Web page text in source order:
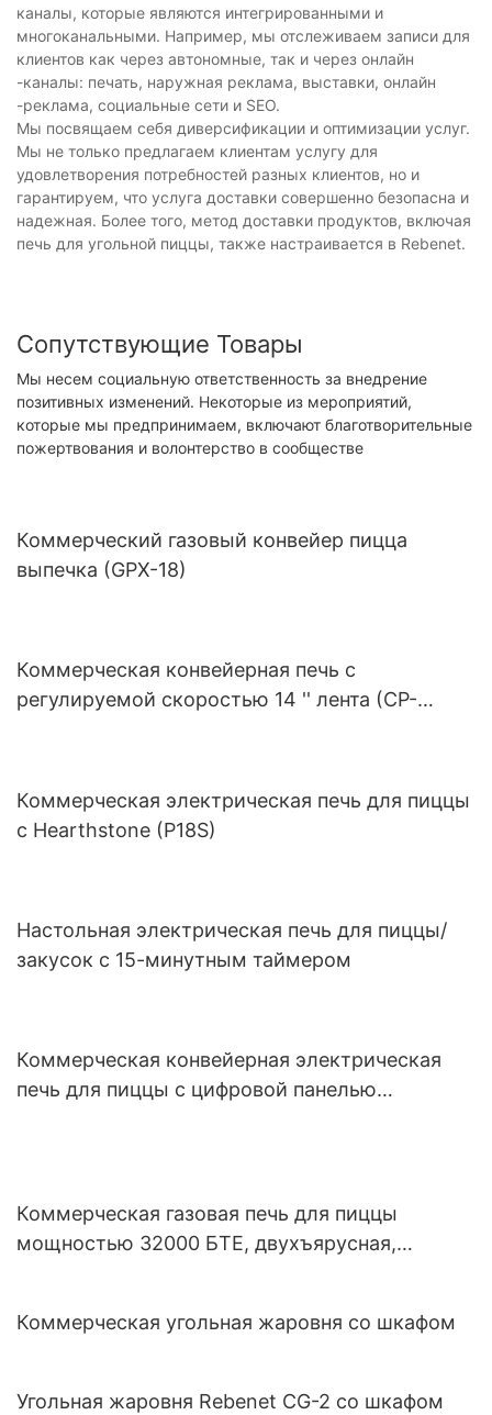
каналы, которые являются интегрированными и
многоканальными. Например, мы отслеживаем записи для
клиентов как через автономные, так и через онлайн
-каналы: печать, наружная реклама, выставки, онлайн
-реклама, социальные сети и SEO.
Мы посвящаем себя диверсификации и оптимизации услуг.
Мы не только предлагаем клиентам услугу для
удовлетворения потребностей разных клиентов, но и
гарантируем, что услуга доставки совершенно безопасна и
надежная. Более того, метод доставки продуктов, включая
печь для угольной пиццы, также настраивается в Rebenet.
Сопутствующие Товары
Мы несем социальную ответственность за внедрение
позитивных изменений. Некоторые из мероприятий,
которые мы предпринимаем, включают благотворительные
пожертвования и волонтерство в сообществе
Коммерческий газовый конвейер пицца
выпечка (GPX-18)
Коммерческая конвейерная печь с
регулируемой скоростью 14 '' лента (CP-
Коммерческая электрическая печь для пиццы
с Hearthstone (P18S)
Настольная электрическая печь для пиццы/
закусок с 15-минутным таймером
Коммерческая конвейерная электрическая
печь для пиццы с цифровой панелью
Коммерческая газовая печь для пиццы
мощностью 32000 БТЕ, двухъярусная,
Коммерческая угольная жаровня со шкафом
Угольная жаровня Rebenet CG-2 со шкафом